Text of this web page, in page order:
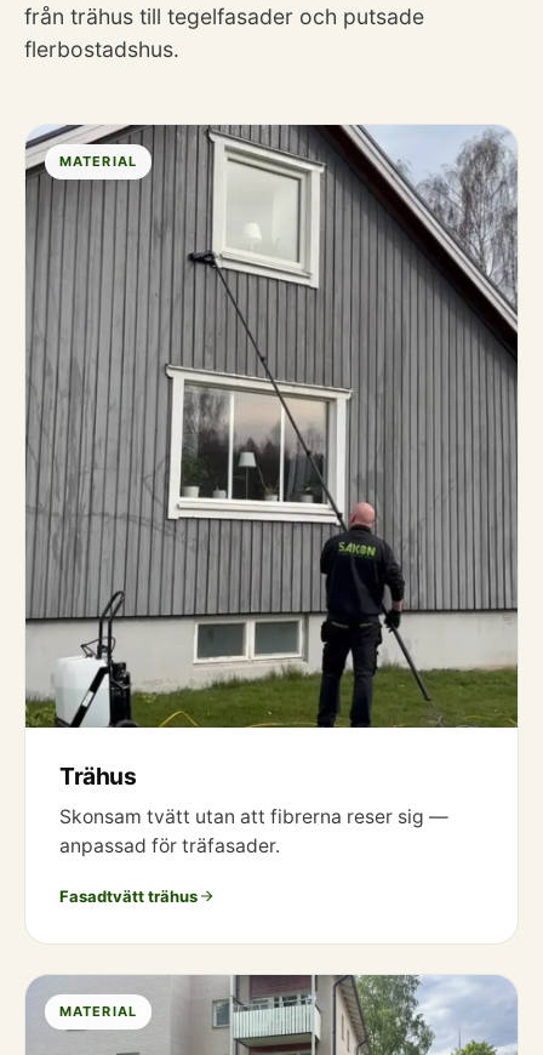
från trähus till tegelfasader och putsade
flerbostadshus.
MATERIAL
Trähus
Skonsam tvätt utan att fibrerna reser sig —
anpassad för träfasader.
Fasadtvätt trähus
MATERIAL